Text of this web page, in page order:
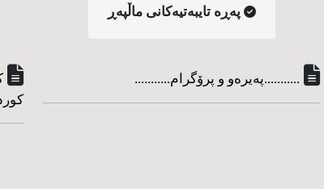
په‌ڕه‌ تایبه‌تیه‌کانی ماڵپه‌ڕ
...........په‌یره‌و و پرۆگرام...........